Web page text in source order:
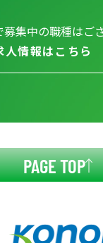
集中の職種はご
人情報はこちら
PAGE TOP